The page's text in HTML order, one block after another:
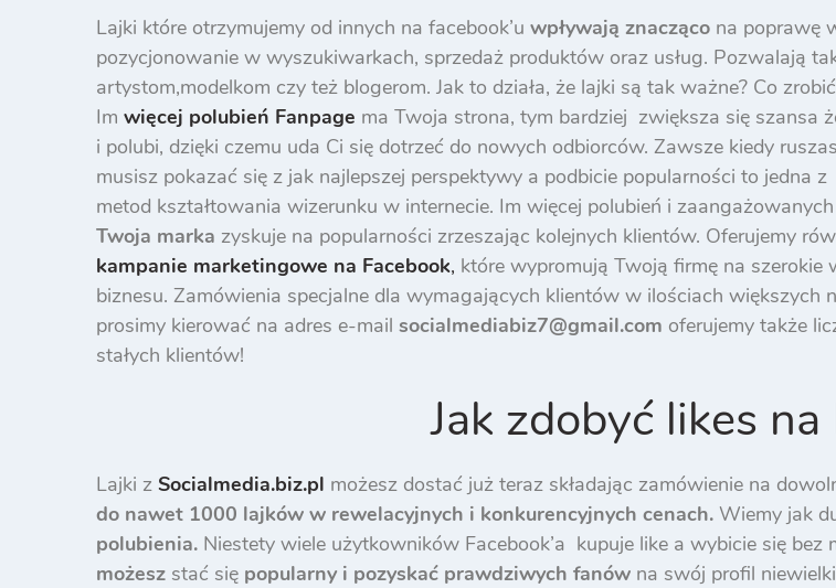
Lajki które otrzymujemy od innych na facebook’u wpływają znacząco na poprawę
pozycjonowanie w wyszukiwarkach, sprzedaż produktów oraz usług. Pozwalają
artystom,modelkom czy też blogerom. Jak to działa, że lajki są tak ważne? Co
Im więcej polubień Fanpage ma Twoja strona, tym bardziej zwiększa się szansa
i polubi, dzięki czemu uda Ci się dotrzeć do nowych odbiorców. Zawsze kiedy
musisz pokazać się z jak najlepszej perspektywy a podbicie popularności to jedna
metod kształtowania wizerunku w internecie. Im więcej polubień i
Twoja marka zyskuje na popularności zrzeszając kolejnych klientów. Oferujemy
kampanie marketingowe na Facebook, które wypromują Twoją firmę na szerokie
biznesu. Zamówienia specjalne dla wymagających klientów w ilościach większych
prosimy kierować na adres e-mail socialmediabiz7@gmail.com oferujemy także
stałych klientów!
Jak zdobyć likes na
Lajki z Socialmedia.biz.pl możesz dostać już teraz składając zamówienie na
do nawet 1000 lajków w rewelacyjnych i konkurencyjnych cenach. Wiemy jak
polubienia. Niestety wiele użytkowników Facebook’a kupuje like a wybicie się bez
możesz stać się popularny i pozyskać prawdziwych fanów na swój profil